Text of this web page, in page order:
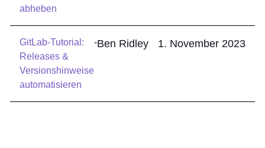
abheben
GitLab-Tutorial:
Releases &
Versionshinweise
automatisieren
-Ben Ridley 1. November 2023